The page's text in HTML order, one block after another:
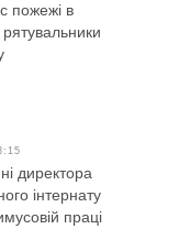
пожежі в
рятувальники
директора
інтернату
праці